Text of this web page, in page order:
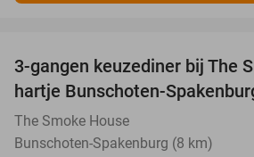
3-gangen keuzediner bij The
hartje Bunschoten-
The Smoke House
Bunschoten-Spakenburg (8 km)